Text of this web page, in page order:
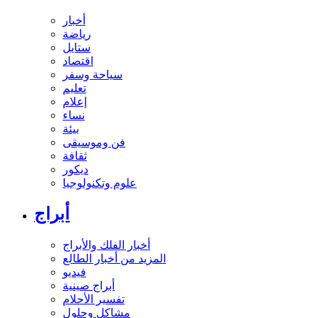
أخبار
رياضة
ستايل
اقتصاد
سياحة وسفر
تعليم
إعلام
نساء
بيئة
فن وموسيقى
ثقافة
ديكور
علوم وتكنولوجيا
أبراج
أخبار الفلك والأبراج
المزيد من أخبار الطالع
فيديو
أبراج صينية
تفسير الأحلام
مشاكل وحلول